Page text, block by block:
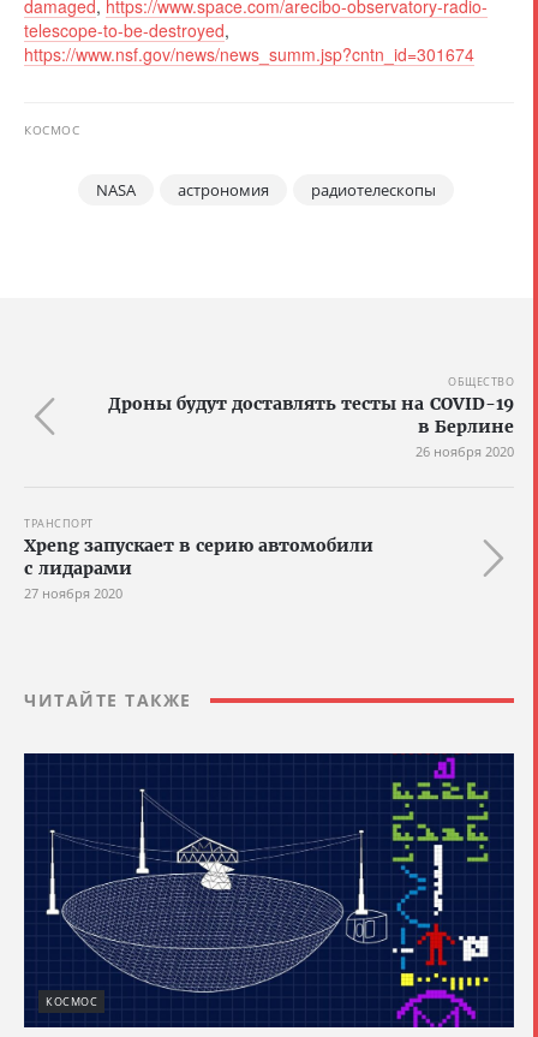
damaged, https://www.space.com/arecibo-observatory-radio-
telescope-to-be-destroyed,
https://www.nsf.gov/news/news_summ.jsp?cntn_id=301674
КОСМОС
NASA астрономия радиотелескопы
ОБЩЕСТВО
Дроны будут доставлять тесты на COVID-19
в Берлине
26 ноября 2020
ТРАНСПОРТ
Xpeng запускает в серию автомобили
с лидарами
27 ноября 2020
ЧИТАЙТЕ ТАКЖЕ
КОСМОС